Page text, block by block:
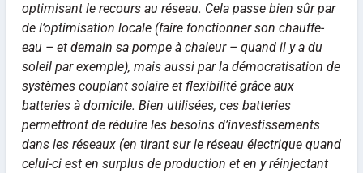
optimisant le recours au réseau. Cela passe bien sûr par
de l’optimisation locale (faire fonctionner son chauffe-
eau – et demain sa pompe à chaleur – quand il y a du
soleil par exemple), mais aussi par la démocratisation de
systèmes couplant solaire et flexibilité grâce aux
batteries à domicile. Bien utilisées, ces batteries
permettront de réduire les besoins d’investissements
dans les réseaux (en tirant sur le réseau électrique quand
celui-ci est en surplus de production et en y réinjectant